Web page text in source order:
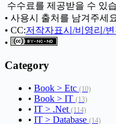
ㅤ 수수료를 제공받을 수 있
• 사용시 출처를 남겨주세
• CC:저작자표시/비영리/
•
Category
• Book > Etc (10)
• Book > IT (13)
• IT > .Net (114)
• IT > Database (14)